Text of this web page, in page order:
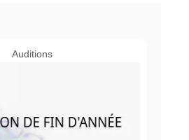
Auditions